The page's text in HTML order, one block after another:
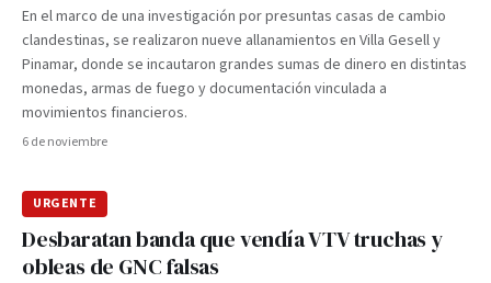
En el marco de una investigación por presuntas casas de cambio
clandestinas, se realizaron nueve allanamientos en Villa Gesell y
Pinamar, donde se incautaron grandes sumas de dinero en distintas
monedas, armas de fuego y documentación vinculada a
movimientos financieros.
6 de noviembre
URGENTE
Desbaratan banda que vendía VTV truchas y
obleas de GNC falsas